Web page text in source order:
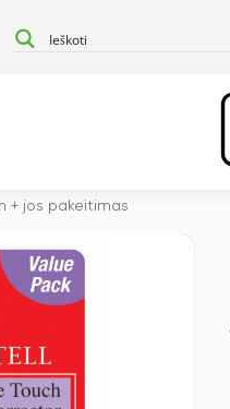
+ jos pakeitimas